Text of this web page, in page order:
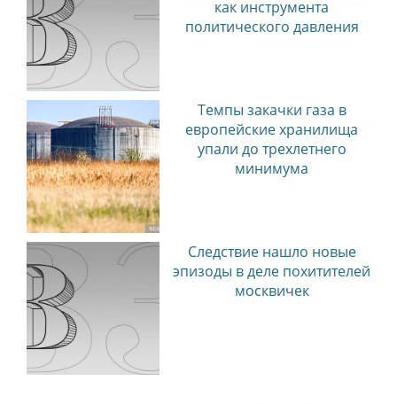
как инструмента
политического давления
Темпы закачки газа в
европейские хранилища
упали до трехлетнего
минимума
Следствие нашло новые
эпизоды в деле похитителей
москвичек